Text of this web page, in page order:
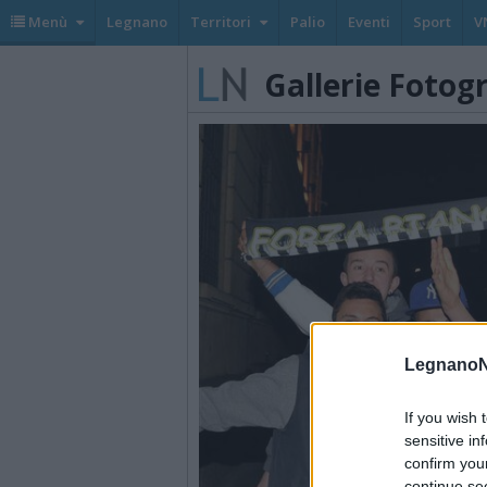
If you wish
sensitive
confirm
Menù Legnano Territori Palio Eventi Sport
Gallerie